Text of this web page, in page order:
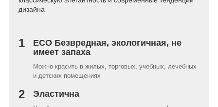
дизайна
1
ECO Безвредная, экологичная, не
имеет запаха
Можно красить в жилых, торговых, учебных, лечебных
и детских помещениях
2 Эластична